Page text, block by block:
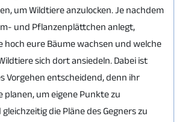
um Wildtiere anzulocken. Je nachdem
und Pflanzenplättchen anlegt,
hoch eure Bäume wachsen und welche
sich dort ansiedeln. Dabei ist
Vorgehen entscheidend, denn ihr
planen, um eigene Punkte zu
die Pläne des Gegners zu